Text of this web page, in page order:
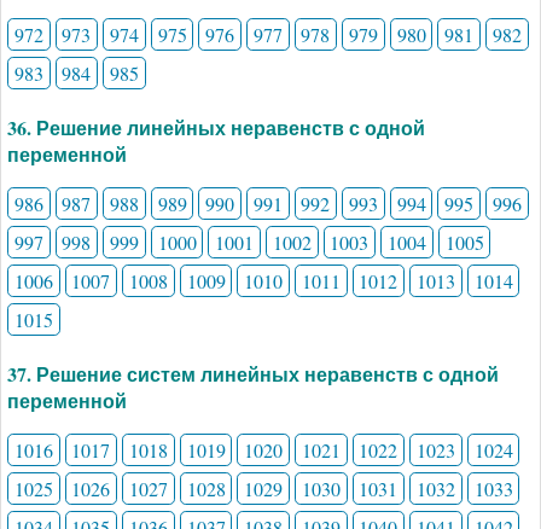
972 973 974 975 976 977 978 979 980 981
982
983
984 985
36. Решение линейных неравенств с одной
переменной
986 987 988 989 990 991 992 993 994 995
996
997
998 999 1000 1001 1002 1003 1004
1005
1006
1007 1008 1009 1010 1011 1012 1013
1014
1015
37. Решение систем линейных неравенств с одной
переменной
1016 1017 1018 1019 1020 1021 1022 1023
1024
1025
1026 1027 1028 1029 1030 1031 1032
1033